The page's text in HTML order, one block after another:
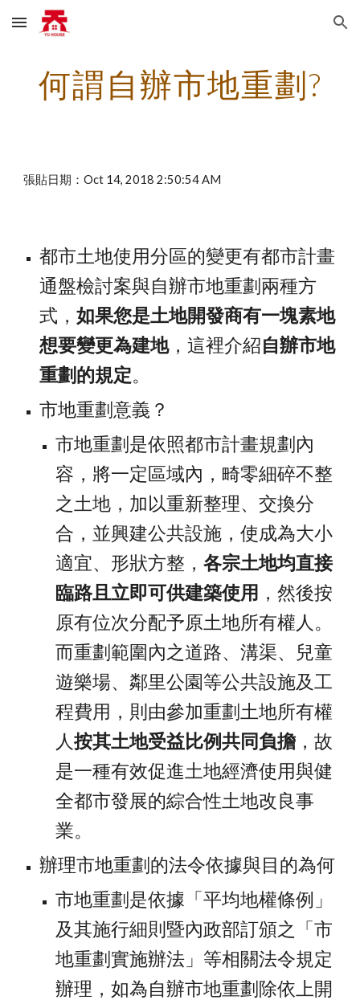
Skip to main content Skip to navigation
何謂自辦市地重劃?
張貼日期：Oct 14, 2018 2:50:54 AM
都市土地使用分區的變更有都市計畫
通盤檢討案與自辦市地重劃兩種方
式，如果您是土地開發商有一塊素地
想要變更為建地，這裡介紹自辦市地
重劃的規定。
市地重劃意義？
市地重劃是依照都市計畫規劃內
容，將一定區域內，畸零細碎不整
之土地，加以重新整理、交換分
合，並興建公共設施，使成為大小
適宜、形狀方整，各宗土地均直接
臨路且立即可供建築使用 ，然後按
原有位次分配予原土地所有權人。
而重劃範圍內之道路、溝渠、兒童
遊樂場、鄰里公園等公共設施及工
程費用，則由參加重劃土地所有權
人按其土地受益比例共同負擔 ，故
是一種有效促進土地經濟使用與健
全都市發展的綜合性土地改良事
業。
辦理市地重劃的法令依據與目的為何
市地重劃是依據「平均地權條例」
及其施行細則暨內政部訂頒之「市
地重劃實施辦法」等相關法令規定
辦理，如為自辦市地重劃除依上開